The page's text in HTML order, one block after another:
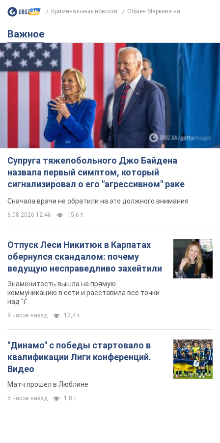
Криминальные новости Обмен Маркива на...
Важное
Супруга тяжелобольного Джо Байдена
назвала первый симптом, который
сигнализировал о его "агрессивном" раке
Сначала врачи не обратили на это должного внимания
6.08.2026 12:46 15,6 т.
Отпуск Леси Никитюк в Карпатах
обернулся скандалом: почему
ведущую несправедливо захейтили
Знаменитость вышла на прямую
коммуникацию в сети и расставила все точки
над "i"
9 часов назад 12,4 т.
"Динамо" с победы стартовало в
квалификации Лиги конференций.
Видео
Матч прошел в Люблине
5 часов назад 1,8 т.